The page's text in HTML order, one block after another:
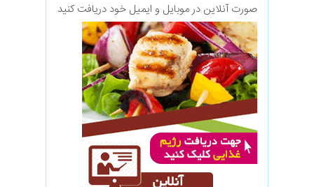
صورت آنلاین در موبایل و ایمیل خود دریافت کنید